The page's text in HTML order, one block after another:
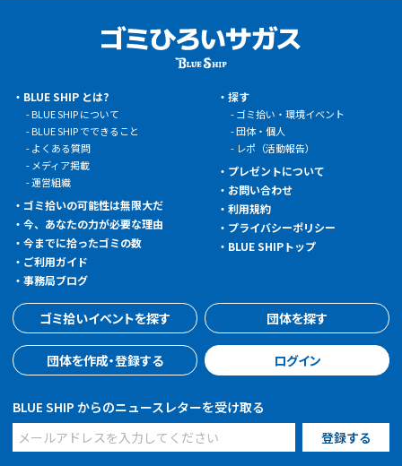
BLUE SHIP とは?
BLUE SHIP について
BLUE SHIP でできること
よくある質問
メディア掲載
運営組織
ゴミ拾いの可能性は無限大だ
今、あなたの力が必要な理由
今までに拾ったゴミの数
ご利用ガイド
事務局ブログ
探す
ゴミ拾い・環境イベント
団体・個人
レポ（活動報告）
プレゼントについて
お問い合わせ
利用規約
プライバシーポリシー
BLUE SHIPトップ
ゴミ拾いイベントを探す 団体を探す
団体を作成・登録する ログイン
BLUE SHIP からのニュースレターを受け取る